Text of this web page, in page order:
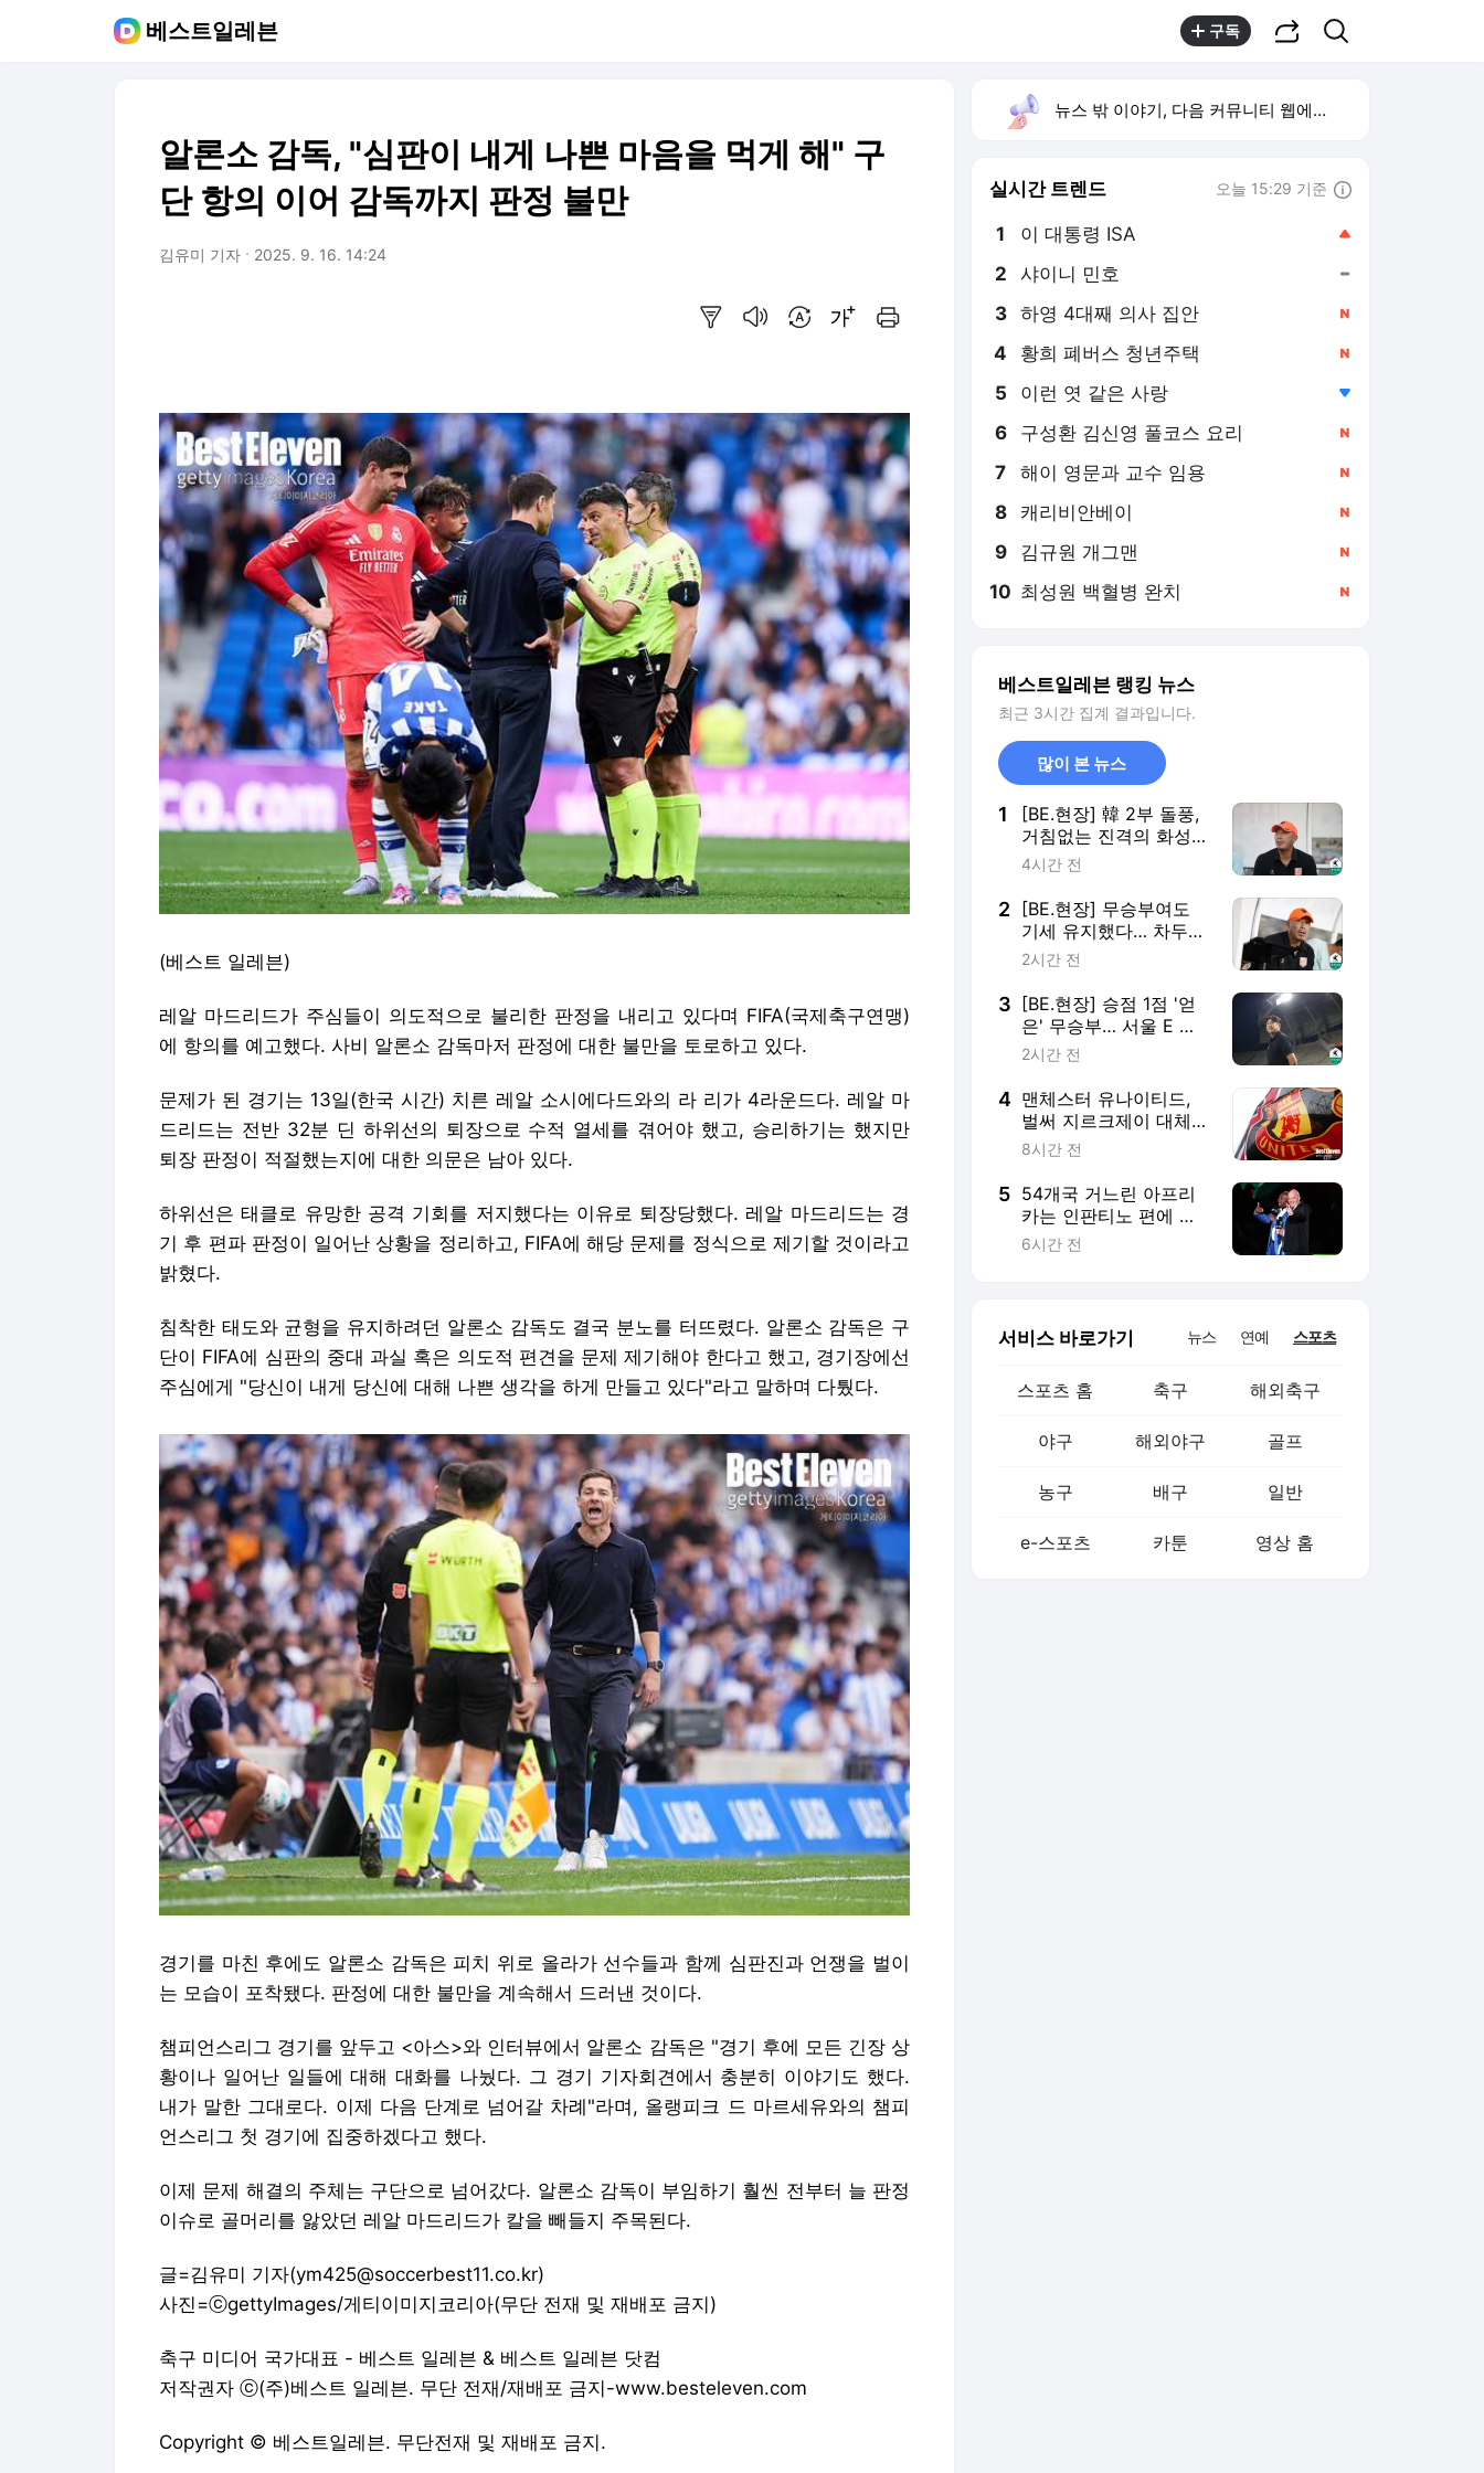
베스트일레븐 구독
알론소 감독, "심판이 내게 나쁜 마음을 먹게 해" 구
단 항의 이어 감독까지 판정 불만
김유미 기자 2025. 9. 16. 14:24
(베스트 일레븐)
레알 마드리드가 주심들이 의도적으로 불리한 판정을 내리고 있다며 FIFA(국제축구연맹)
에 항의를 예고했다. 사비 알론소 감독마저 판정에 대한 불만을 토로하고 있다.
문제가 된 경기는 13일(한국 시간) 치른 레알 소시에다드와의 라 리가 4라운드다. 레알 마
드리드는 전반 32분 딘 하위선의 퇴장으로 수적 열세를 겪어야 했고, 승리하기는 했지만
퇴장 판정이 적절했는지에 대한 의문은 남아 있다.
하위선은 태클로 유망한 공격 기회를 저지했다는 이유로 퇴장당했다. 레알 마드리드는 경
기 후 편파 판정이 일어난 상황을 정리하고, FIFA에 해당 문제를 정식으로 제기할 것이라고
밝혔다.
침착한 태도와 균형을 유지하려던 알론소 감독도 결국 분노를 터뜨렸다. 알론소 감독은 구
단이 FIFA에 심판의 중대 과실 혹은 의도적 편견을 문제 제기해야 한다고 했고, 경기장에선
주심에게 "당신이 내게 당신에 대해 나쁜 생각을 하게 만들고 있다"라고 말하며 다퉜다.
경기를 마친 후에도 알론소 감독은 피치 위로 올라가 선수들과 함께 심판진과 언쟁을 벌이
는 모습이 포착됐다. 판정에 대한 불만을 계속해서 드러낸 것이다.
챔피언스리그 경기를 앞두고 <아스>와 인터뷰에서 알론소 감독은 "경기 후에 모든 긴장 상
황이나 일어난 일들에 대해 대화를 나눴다. 그 경기 기자회견에서 충분히 이야기도 했다.
내가 말한 그대로다. 이제 다음 단계로 넘어갈 차례"라며, 올랭피크 드 마르세유와의 챔피
언스리그 첫 경기에 집중하겠다고 했다.
이제 문제 해결의 주체는 구단으로 넘어갔다. 알론소 감독이 부임하기 훨씬 전부터 늘 판정
이슈로 골머리를 앓았던 레알 마드리드가 칼을 빼들지 주목된다.
글=김유미 기자(ym425@soccerbest11.co.kr)
사진=ⓒgettyImages/게티이미지코리아(무단 전재 및 재배포 금지)
축구 미디어 국가대표 - 베스트 일레븐 & 베스트 일레븐 닷컴
저작권자 ⓒ(주)베스트 일레븐. 무단 전재/재배포 금지-www.besteleven.com
Copyright © 베스트일레븐. 무단전재 및 재배포 금지.
뉴스 밖 이야기, 다음 커뮤니티 웹에서 보기
실시간 트렌드 오늘 15:29 기준
1 이 대통령 ISA
2 샤이니 민호
3 하영 4대째 의사 집안
4 황희 폐버스 청년주택
5 이런 엿 같은 사랑
6 구성환 김신영 풀코스 요리
7 해이 영문과 교수 임용
8 캐리비안베이
9 김규원 개그맨
10 최성원 백혈병 완치
베스트일레븐 랭킹 뉴스
최근 3시간 집계 결과입니다.
많이 본 뉴스
1
[BE.현장] 韓 2부 돌풍,
거침없는 진격의 화성…
경기 앞둔 차두리 감독,
거움 주는 것"
4시간 전
2
[BE.현장] 무승부여도
기세 유지했다… 차두리
감독, "부산 아이파크 원
있을 것"
2시간 전
3
[BE.현장] 승점 1점 '얻
은' 무승부… 서울 E 김
도균 감독, "좋은 경기하
점이었다"
2시간 전
4 맨체스터 유나이티드,
벌써 지르크제이 대체자
낙점했나… 루이스 홀
찾았다→ '6,500만 유
로' 볼테마데 관심, 완전
이적·임대 이적도 허용
8시간 전
5 54개국 거느린 아프리
카는 인판티노 편에 섰
다… CAF 집행위원회,
6시간 전
서비스 바로가기 뉴스 연예 스포츠
스포츠 홈 축구 해외축구
야구 해외야구 골프
농구 배구 일반
e-스포츠 카툰 영상 홈